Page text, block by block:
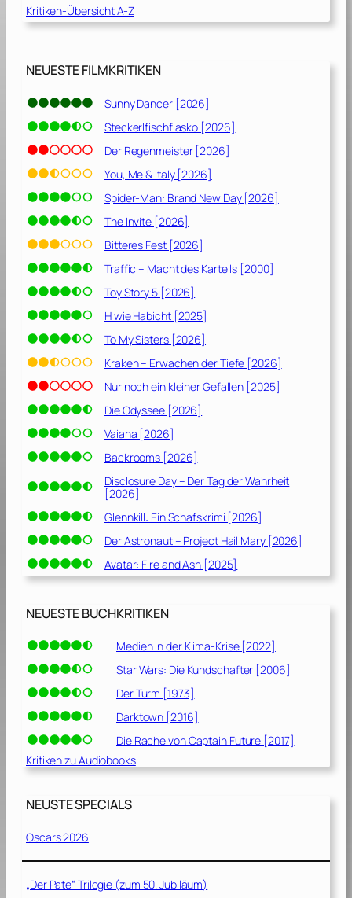
Kritiken-Übersicht A-Z
NEUESTE FILMKRITIKEN
Sunny Dancer [2026]
Steckerlfischfiasko [2026]
Der Regenmeister [2026]
You, Me & Italy [2026]
Spider-Man: Brand New Day [2026]
The Invite [2026]
Bitteres Fest [2026]
Traffic – Macht des Kartells [2000]
Toy Story 5 [2026]
H wie Habicht [2025]
To My Sisters [2026]
Kraken – Erwachen der Tiefe [2026]
Nur noch ein kleiner Gefallen [2025]
Die Odyssee [2026]
Vaiana [2026]
Backrooms [2026]
Disclosure Day – Der Tag der Wahrheit
[2026]
Glennkill: Ein Schafskrimi [2026]
Der Astronaut – Project Hail Mary [2026]
Avatar: Fire and Ash [2025]
NEUESTE BUCHKRITIKEN
Medien in der Klima-Krise [2022]
Star Wars: Die Kundschafter [2006]
Der Turm [1973]
Darktown [2016]
Die Rache von Captain Future [2017]
Kritiken zu Audiobooks
NEUSTE SPECIALS
Oscars 2026
„Der Pate“ Trilogie (zum 50. Jubiläum)